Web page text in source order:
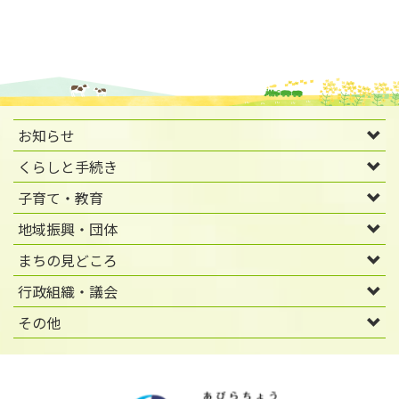
お知らせ
くらしと手続き
子育て・教育
地域振興・団体
まちの見どころ
行政組織・議会
その他